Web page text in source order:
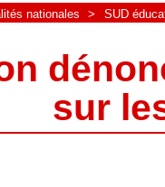
nationales > SUD
sur